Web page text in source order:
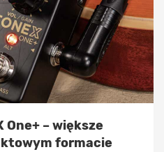
One+ – większe
formacie